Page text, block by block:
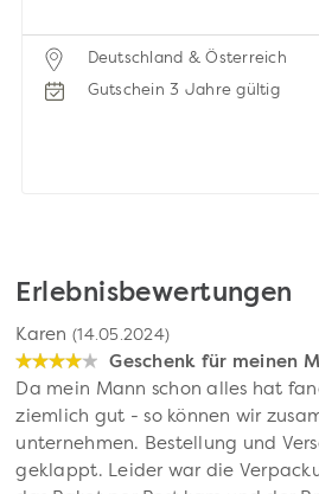
Deutschland & Österreich
Gutschein 3 Jahre gültig
Erlebnisbewertungen
Karen (14.05.2024)
Geschenk für meinen
Da mein Mann schon alles hat
ziemlich gut - so können wir
unternehmen. Bestellung und
geklappt. Leider war die